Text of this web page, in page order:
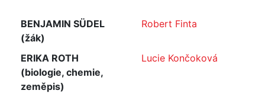
BENJAMIN SÜDEL
(žák)
Robert Finta
ERIKA ROTH
(biologie, chemie,
zeměpis)
Lucie Končoková